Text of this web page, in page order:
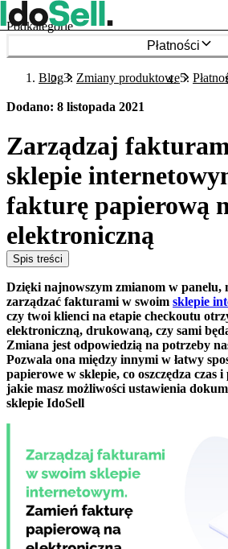
Podkategorie
Płatności
Blog Zmiany produktowe
Dodano: 8 listopada 2021
Zarządzaj
sklepie
fakturę papierową
elektroniczną
Spis treści
Dzięki najnowszym zmianom w panelu,
zarządzać fakturami w swoim sklepie
czy twoi klienci na etapie checkoutu
elektroniczną, drukowaną, czy sami
Zmiana jest odpowiedzią na potrzeby
Pozwala ona między innymi w łatwy
papierowe w sklepie, co oszczędza czas
jakie masz możliwości ustawienia
sklepie IdoSell